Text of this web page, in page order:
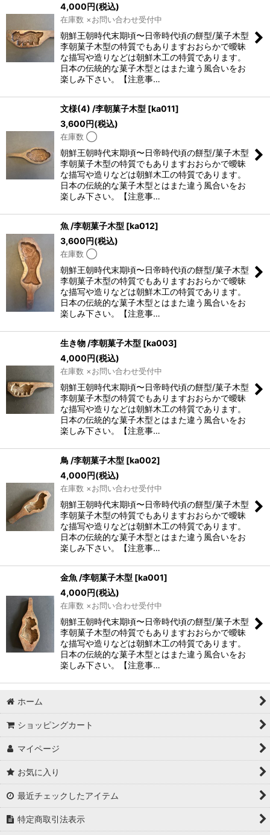
4,000円(税込)
在庫数 ×お問い合わせ受付中
朝鮮王朝時代末期頃〜日帝時代頃の餅型/菓子木型
李朝菓子木型の特質でもありますおおらかで曖昧
な描写や造りなどは朝鮮木工の特質であります。
日本の伝統的な菓子木型とはまた違う風合いをお
楽しみ下さい。【注意事…
文様(4) /李朝菓子木型 [ka011]
3,600円(税込)
在庫数 ◯
朝鮮王朝時代末期頃〜日帝時代頃の餅型/菓子木型
李朝菓子木型の特質でもありますおおらかで曖昧
な描写や造りなどは朝鮮木工の特質であります。
日本の伝統的な菓子木型とはまた違う風合いをお
楽しみ下さい。【注意事…
魚 /李朝菓子木型 [ka012]
3,600円(税込)
在庫数 ◯
朝鮮王朝時代末期頃〜日帝時代頃の餅型/菓子木型
李朝菓子木型の特質でもありますおおらかで曖昧
な描写や造りなどは朝鮮木工の特質であります。
日本の伝統的な菓子木型とはまた違う風合いをお
楽しみ下さい。【注意事…
生き物 /李朝菓子木型 [ka003]
4,000円(税込)
在庫数 ×お問い合わせ受付中
朝鮮王朝時代末期頃〜日帝時代頃の餅型/菓子木型
李朝菓子木型の特質でもありますおおらかで曖昧
な描写や造りなどは朝鮮木工の特質であります。
日本の伝統的な菓子木型とはまた違う風合いをお
楽しみ下さい。【注意事…
鳥 /李朝菓子木型 [ka002]
4,000円(税込)
在庫数 ×お問い合わせ受付中
朝鮮王朝時代末期頃〜日帝時代頃の餅型/菓子木型
李朝菓子木型の特質でもありますおおらかで曖昧
な描写や造りなどは朝鮮木工の特質であります。
日本の伝統的な菓子木型とはまた違う風合いをお
楽しみ下さい。【注意事…
金魚 /李朝菓子木型 [ka001]
4,000円(税込)
在庫数 ×お問い合わせ受付中
朝鮮王朝時代末期頃〜日帝時代頃の餅型/菓子木型
李朝菓子木型の特質でもありますおおらかで曖昧
な描写や造りなどは朝鮮木工の特質であります。
日本の伝統的な菓子木型とはまた違う風合いをお
楽しみ下さい。【注意事…
ホーム
ショッピングカート
マイページ
お気に入り
最近チェックしたアイテム
特定商取引法表示